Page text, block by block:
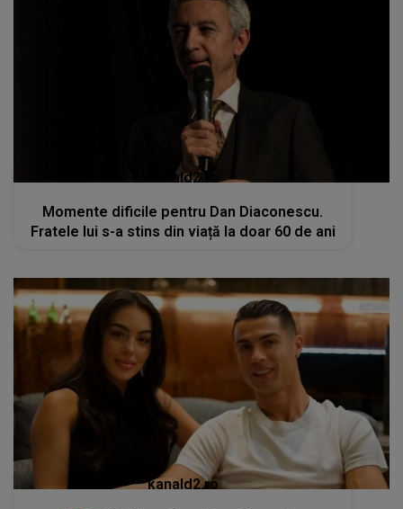
kanald2.ro
Momente dificile pentru Dan Diaconescu.
Fratele lui s-a stins din viață la doar 60 de ani
kanald2.ro